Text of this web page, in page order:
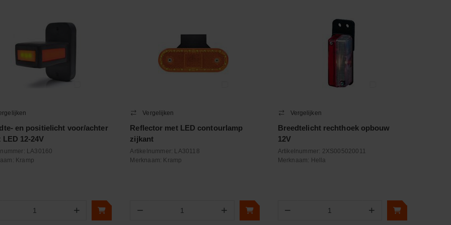
en positielicht voor/achter
LED 12-24V
LA30160
Kramp
+
Vergelijken
Reflector met LED contourlamp
zijkant
Artikelnummer: LA30118
Merknaam: Kramp
− +
Vergelijken
Breedtelicht rechthoek opbouw
12V
Artikelnummer: 2XS005020011
Merknaam: Hella
− +